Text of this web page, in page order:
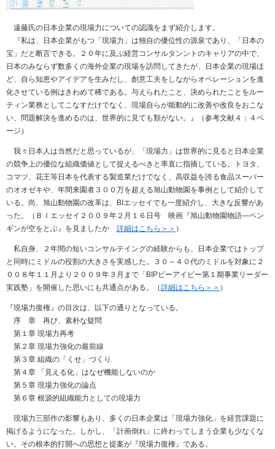
遠藤氏の日本企業の現場力についての認識をまず紹介します。
『私は、日本企業がもつ「現場力」は独自の優位性の源泉であり、「日本の
宝」だと断言できる。２０年に及ぶ経営コンサルタンントのキャリアの中で、
日本のみならず数多くの海外企業の現場を訪問してきたが、日本企業の現場ほ
ど、自ら知恵やアイデアを生みだし、創意工夫をしながらオペレーションを進
化させている例はきわめて稀である。与えられたこと、決められたことをルー
ティン業務としてこなすだけでなく、現場自らが能動的に改善や改良をおこな
い、問題解決を進めるのは、世界的に見ても類がない。』（参考文献４：４ペ
ージ）
我々日本人は当然だと思っているが、「現場力」は世界的に見ると日本企業
の競争上の優位な組織価値として捉えるべきと率直に指摘している。トヨタ、
コマツ、花王等日本を代表する製造業だけでなく、高収益を誇る食品スーパー
のオオゼキや、年間来園者３００万を超える旭山動物園を事例として紹介して
いる。尚、旭山動物園の改革は、BIエッセイでも一度紹介し、大きな反響があ
った。（ＢＩエッセイ２００９年２月１６日号 映画『旭山動物園物語―ペン
ギンが空をとぶ』を見ましたか 詳細はこちら＞＞ ）
私自身、２年間の短いコンサルテイングの経験からも、日本企業ではトップ
と同時にミドルの役割の大きさを実感した。３０～４０代のミドルを対象に２
００８年１１月より２００９年３月まで「BIPビーアイピー第１期事業リーダー
実践塾」を開催した思いにも共通点がある。（詳細はこちら＞＞ ）
『現場力復権』の目次は、以下の通りとなっている。
序 章 再び、素朴な疑問
第１章 現場力再考
第２章 現場力強化の最前線
第３章 組織の「くせ」づくり
第４章 「見える化」はなぜ機能しないのか
第５章 現場力強化の論点
第６章 根源的組織能力としての現場力
現場力三部作の影響もあり、多くの日本企業は「現場力強化」を経営課題に
掲げるようになった。しかし、「計画倒れ」に終わってしまう企業も少なくな
い。その根本的打開への思想と提案が『現場力復権』である。